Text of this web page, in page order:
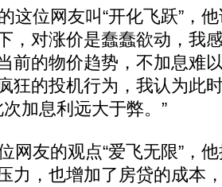
位网友叫“开化飞跃”，
，对涨价是蠢蠢欲动，我
前的物价趋势，不加息难
狂的投机行为，我认为此
次加息利远大于弊。”
友的观点“爱飞无限”，
力，也增加了房贷的成本